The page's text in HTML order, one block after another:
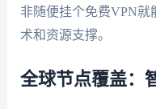
非随便挂个免费VPN
术和资源支撑。
全球节点覆盖：